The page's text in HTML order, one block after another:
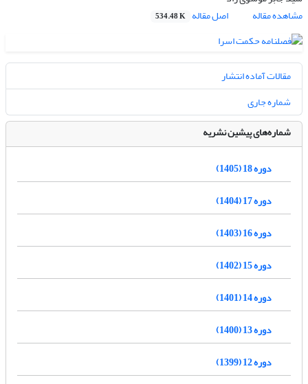
مشاهده مقاله
اصل مقاله 534.48 K
مقالات آماده انتشار
شماره جاری
شماره‌های پیشین نشریه
دوره 18 (1405)
دوره 17 (1404)
دوره 16 (1403)
دوره 15 (1402)
دوره 14 (1401)
دوره 13 (1400)
دوره 12 (1399)